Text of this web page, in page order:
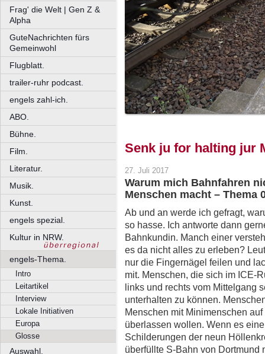
Frag' die Welt | Gen Z &
Alpha
GuteNachrichten fürs
Gemeinwohl
Flugblatt.
trailer-ruhr podcast.
engels zahl-ich.
ABO.
Bühne.
Film.
Literatur.
Musik.
Kunst.
engels spezial.
Kultur in NRW.
engels-Thema.
Intro
Leitartikel
Interview
Lokale Initiativen
Europa
Glosse
Auswahl.
Senk ju for halting jur
27. Juli 2017
Warum mich Bahnfahren
Menschen macht – Thema
Ab und an werde ich gefragt,
so hasse. Ich antworte dann
Bahnkundin. Manch einer
es da nicht alles zu erleben?
nur die Fingernägel feilen und
mit. Menschen, die sich im ICE-
links und rechts vom Mittelgang
unterhalten zu können.
Menschen mit Minimenschen
überlassen wollen. Wenn es
Schilderungen der neun
überfüllte S-Bahn von Dortmund